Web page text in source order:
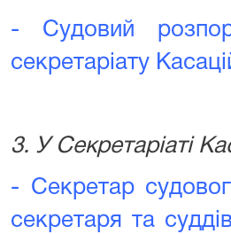
- Судовий
секретаріату
3. У Секретаріаті
- Секретар
секретаря та